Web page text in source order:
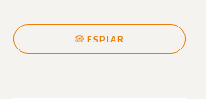
ESPIAR